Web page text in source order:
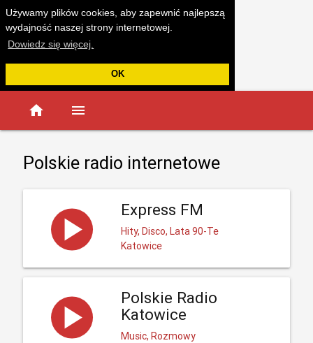
Używamy plików cookies, aby zapewnić najlepszą
wydajność naszej strony internetowej.
Dowiedz się więcej.
OK
home menu
Polskie radio internetowe
Express FM
Hity, Disco, Lata 90-Te
Katowice
Polskie Radio
Katowice
Music, Rozmowy